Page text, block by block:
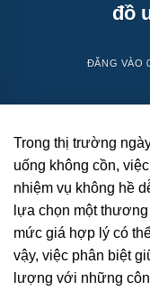
đồ
ĐĂNG VÀO
Trong thị trường
uống không cồn,
nhiệm vụ không hề
lựa chọn một
mức giá hợp lý có
vậy, việc phân biệt
lượng với những